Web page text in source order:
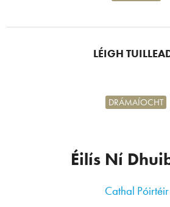
LÉIGH
Éilís Ní
DRÁMAÍOCHT
Cathal Póirtéir